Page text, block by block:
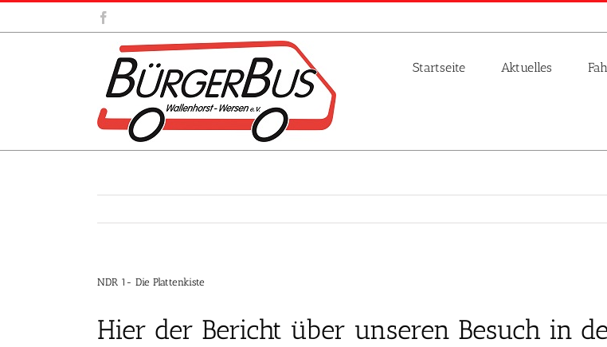
Zum
springen
Startseite Aktuelles
NDR 1- Die Plattenkiste
Hier der Bericht über unseren Besuch in